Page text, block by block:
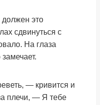
это
сдвинуться с
На глаза
— кривится и
плечи, — Я тебе